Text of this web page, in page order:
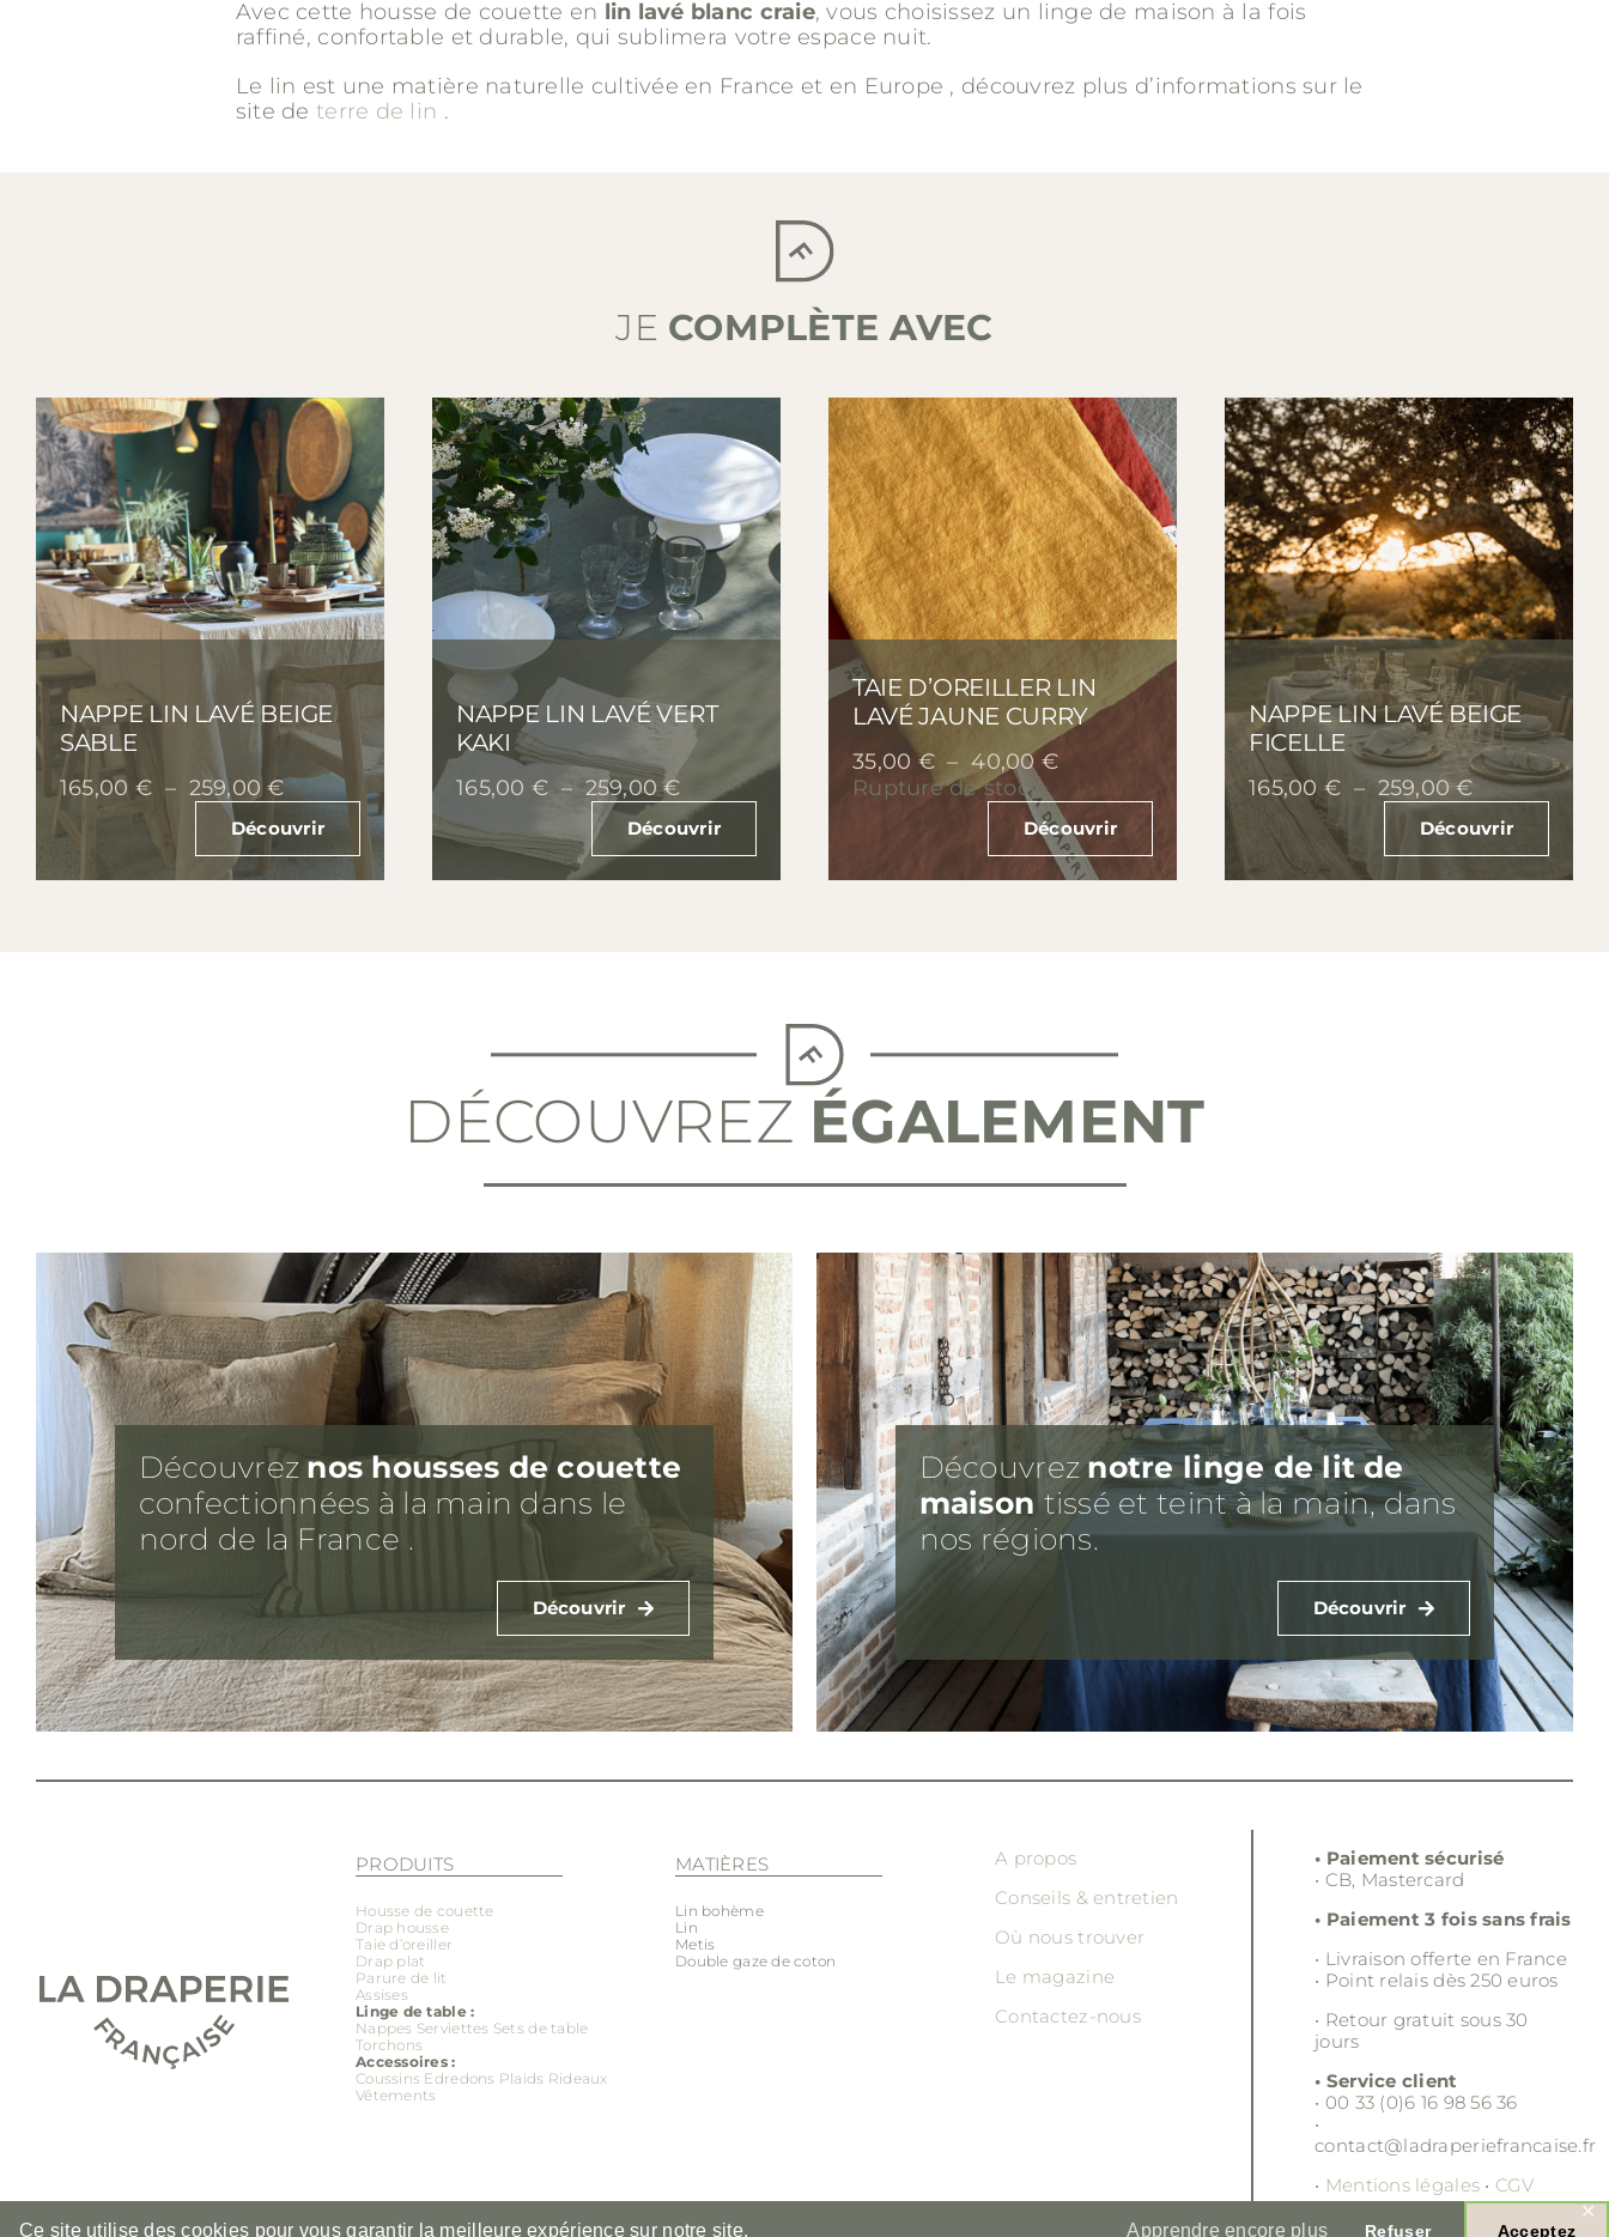
Ce site utilise des cookies pour vous garantir la meilleure expérience sur notre site. Apprendre encore plus Refuser Acceptez
✕
Avec cette housse de couette en lin lavé blanc craie, vous choisissez un linge de maison à la fois
raffiné, confortable et durable, qui sublimera votre espace nuit.
Le lin est une matière naturelle cultivée en France et en Europe , découvrez plus d’informations sur le
site deterre de lin .
JE COMPLÈTE AVEC
NAPPE LIN LAVÉ BEIGE
SABLE
165,00 € – 259,00€Plage
prix :
165,00 €
Découvrir
NAPPE LIN LAVÉ VERT
KAKI
165,00 € – 259,00€Plage
de
prix :
Découvrir
TAIE D’OREILLER LIN
LAVÉ JAUNE CURRY
35,00 € – 40,00 €Plage
prix :
35,00 €
à
Rupture de stock
Découvrir
NAPPE LIN LAVÉ BEIGE
FICELLE
165,00 € – 259,00€Plage
prix :
Découvrir
DÉCOUVREZ ÉGALEMENT
Découvreznos housses de couette
confectionnées à la main dans le
nord de la France .
Découvrir
Découvreznotre linge de lit de
maisontissé et teint à la main, dans
nos régions.
Découvrir
PRODUITS
Housse de couette
Drap housse
Taie d’oreiller
Drap plat
Parure de lit
Assises
Linge de table :
Nappes Serviettes Sets de table
Torchons
Accessoires :
Coussins Edredons Plaids Rideaux
Vêtements
MATIÈRES
Lin bohème
Lin
Metis
Double gaze de coton
A propos
Conseils & entretien
Où nous trouver
Le magazine
Contactez-nous
• Paiement sécurisé
• CB, Mastercard
• Paiement 3 fois sans frais
• Livraison offerte en France
• Point relais dès 250 euros
• Retour gratuit sous 30
jours
• Service client
• 00 33 (0)6 16 98 56 36
•
contact@ladraperiefrancaise.fr
• Mentions légales • CGV